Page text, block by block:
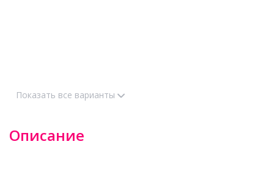
Показать все варианты
Описание